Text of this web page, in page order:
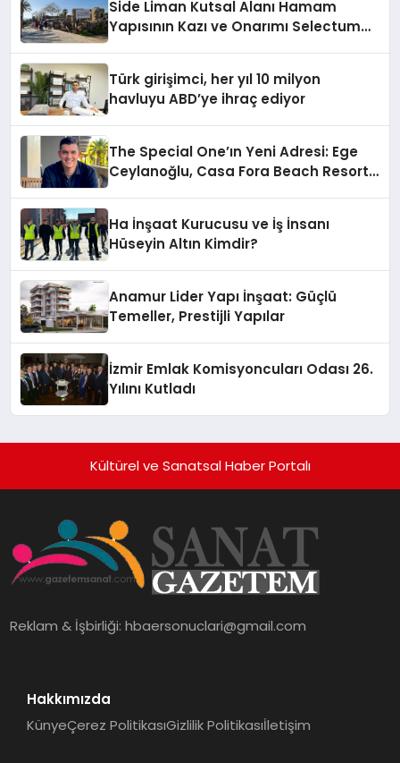
Side Liman Kutsal Alanı Hamam
Yapısının Kazı ve Onarımı Selectum
Türk girişimci, her yıl 10 milyon
havluyu ABD’ye ihraç ediyor
The Special One’ın Yeni Adresi: Ege
Ceylanoğlu, Casa Fora Beach Resort
Ha İnşaat Kurucusu ve İş İnsanı
Hüseyin Altın Kimdir?
Anamur Lider Yapı İnşaat: Güçlü
Temeller, Prestijli Yapılar
İzmir Emlak Komisyoncuları Odası 26.
Yılını Kutladı
Kültürel ve Sanatsal Haber Portalı
Reklam & İşbirliği:hbaersonuclari@gmail.com
Hakkımızda
KünyeÇerez PolitikasıGizlilik Politikasıİletişim